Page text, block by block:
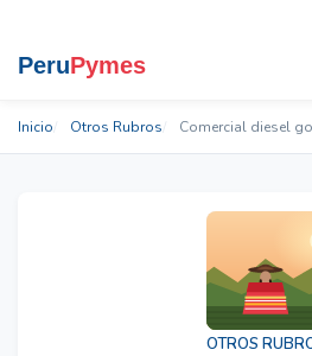
Inicio Otros Rubros Comercial diesel
OTROS